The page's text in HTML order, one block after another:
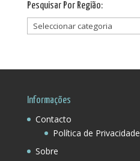
Pesquisar Por Região:
Pesquisar
Por
Informações
Contacto
Política de Privacidade
Sobre